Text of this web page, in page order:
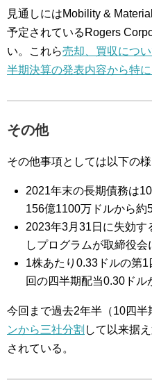
見通しにはMobility &
予定されているRogers
い。これら売却、買収につ
半期決算の発表内容から特
その他
その他事項としては以下の様
2021年末の長期債務は
156億1100万ドルから約
2023年3月31日に失効す
しプログラムが取締役
1株あたり0.33ドルの第
回の四半期配当0.30ドル
今回まで過去2年半（10四半
ンから三社分割 して以来据
されている。